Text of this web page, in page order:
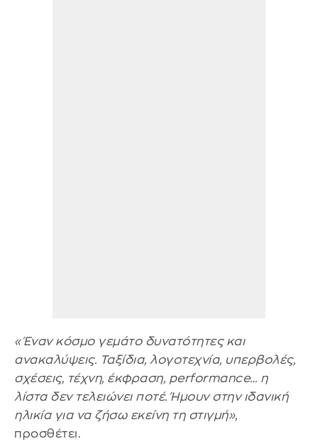
«Έναν κόσμο γεμάτο δυνατότητες και
ανακαλύψεις. Ταξίδια, λογοτεχνία, υπερβολές,
σχέσεις, τέχνη, έκφραση, performance… η
λίστα δεν τελειώνει ποτέ. Ήμουν στην ιδανική
ηλικία για να ζήσω εκείνη τη στιγμή»,
προσθέτει.